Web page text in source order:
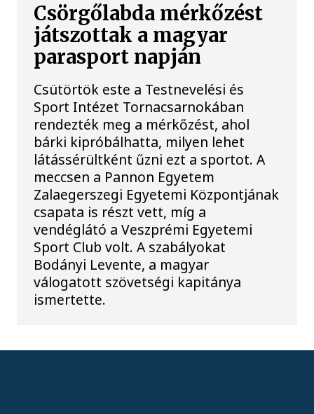
Csörgőlabda mérkőzést
játszottak a magyar
parasport napján
Csütörtök este a Testnevelési és
Sport Intézet Tornacsarnokában
rendezték meg a mérkőzést, ahol
bárki kipróbálhatta, milyen lehet
látássérültként űzni ezt a sportot. A
meccsen a Pannon Egyetem
Zalaegerszegi Egyetemi Központjának
csapata is részt vett, míg a
vendéglátó a Veszprémi Egyetemi
Sport Club volt. A szabályokat
Bodányi Levente, a magyar
válogatott szövetségi kapitánya
ismertette.